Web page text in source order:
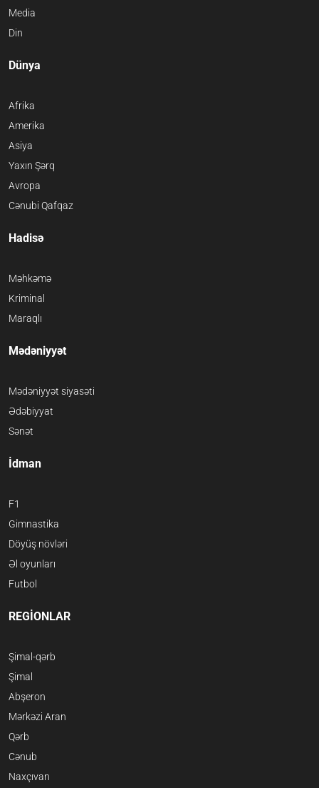
Media
Din
Dünya
Afrika
Amerika
Asiya
Yaxın Şərq
Avropa
Cənubi Qafqaz
Hadisə
Məhkəmə
Kriminal
Maraqlı
Mədəniyyət
Mədəniyyət siyasəti
Ədəbiyyat
Sənət
İdman
F1
Gimnastika
Döyüş növləri
Əl oyunları
Futbol
REGİONLAR
Şimal-qərb
Şimal
Abşeron
Mərkəzi Aran
Qərb
Cənub
Naxçıvan